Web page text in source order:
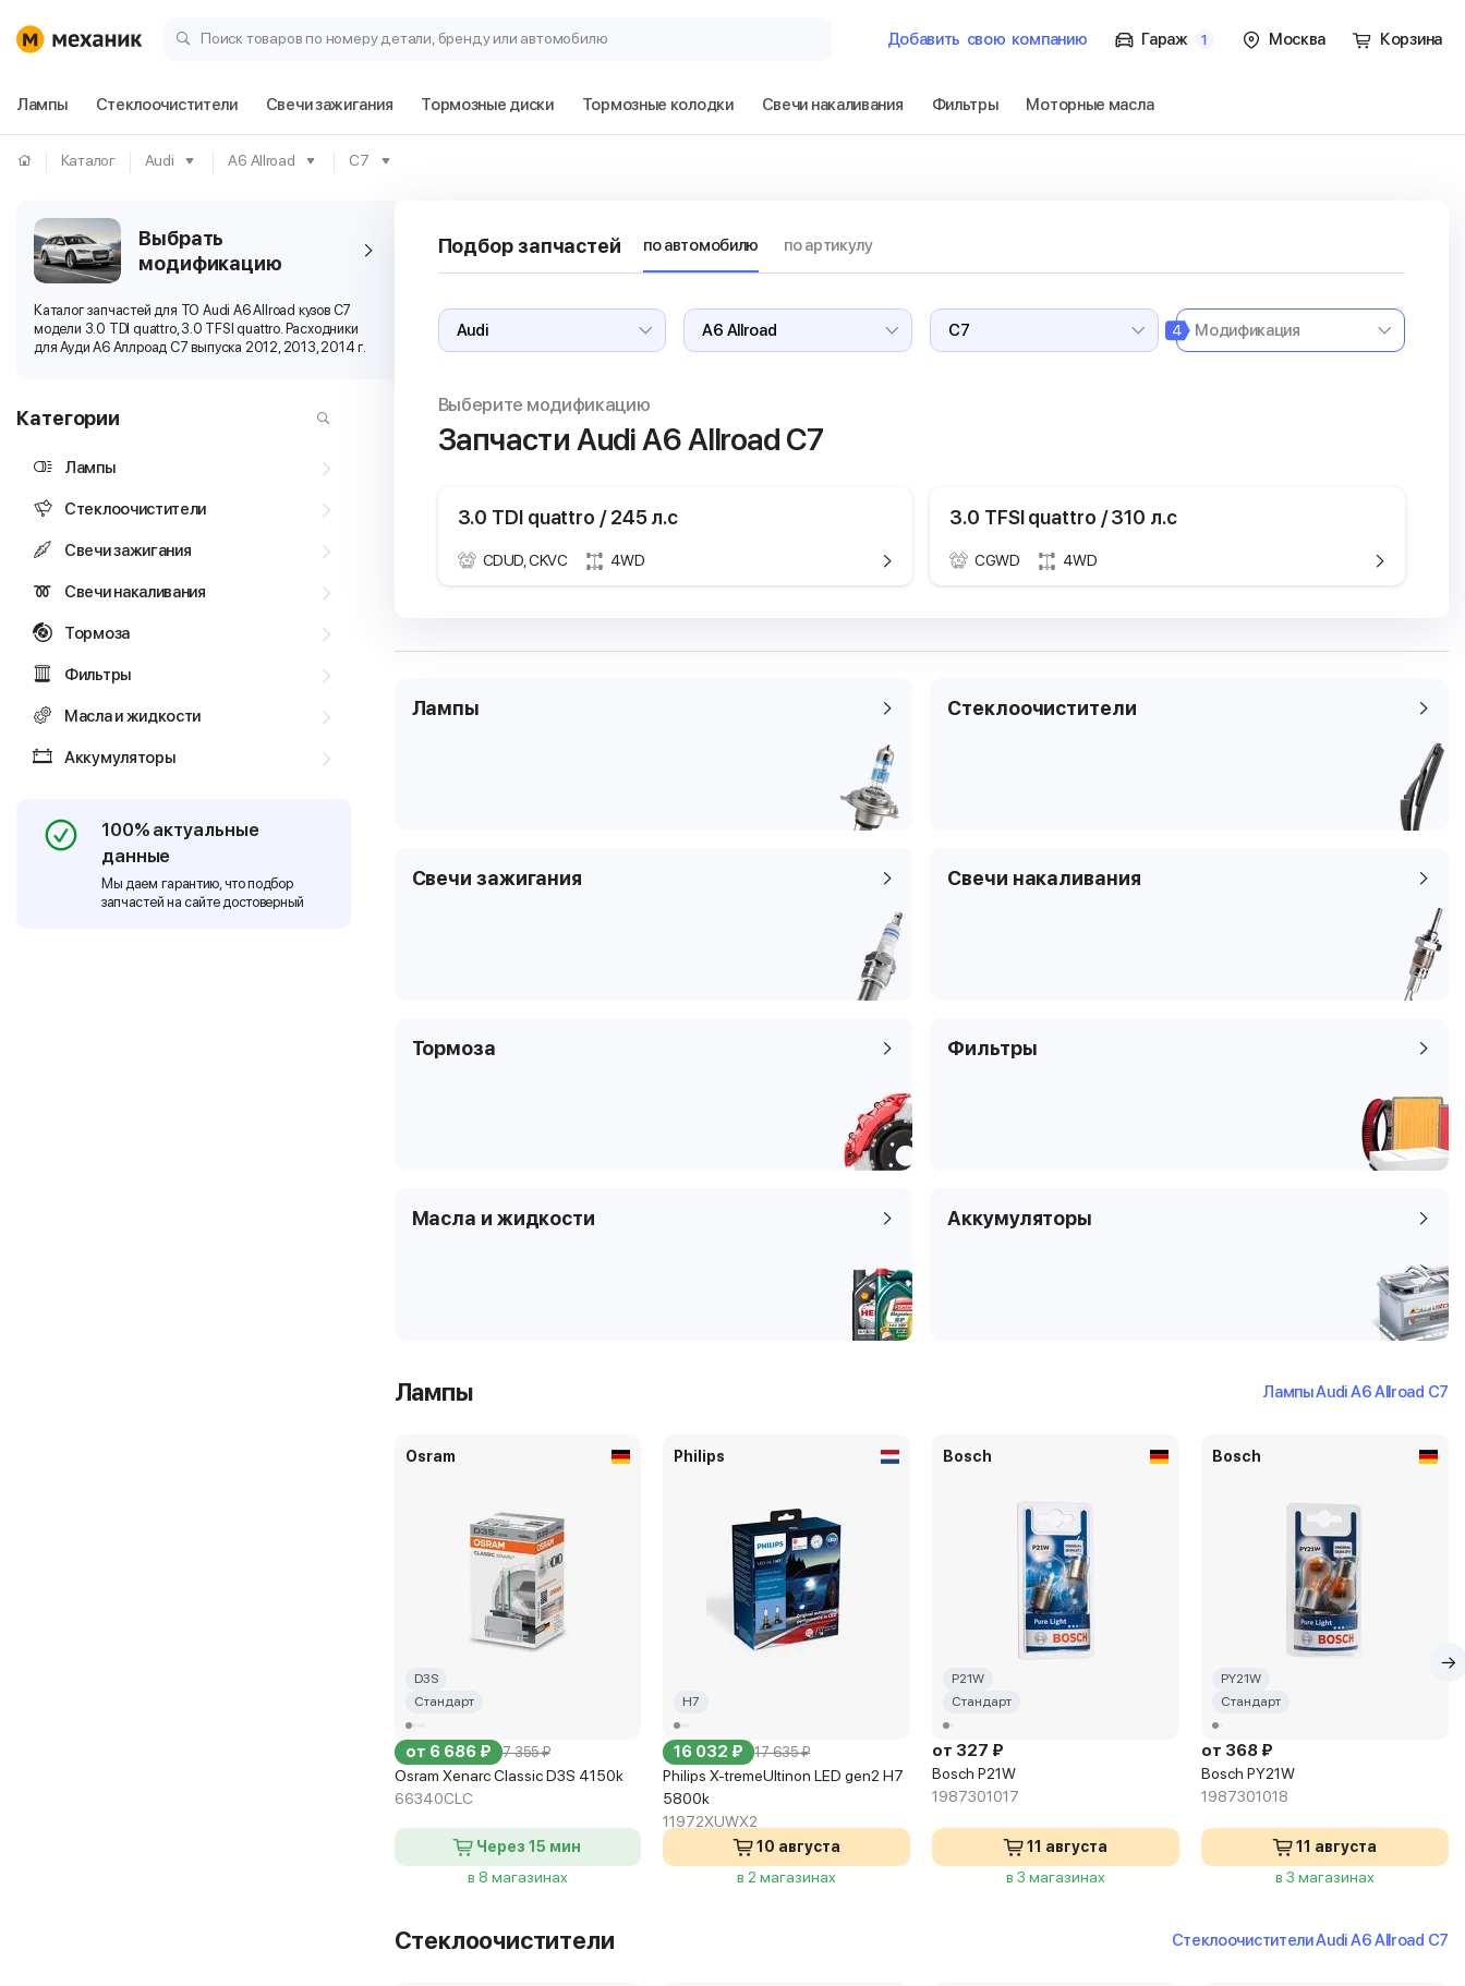
Поиск товаров по номеру детали, бренду или автомобилю Добавить свою компанию Гараж 1
Гараж
Москва Корзина
Лампы Стеклоочистители Свечи зажигания Тормозные диски Тормозные колодки Свечи накаливания Фильтры Моторные масла
Каталог Audi A6 Allroad C7
Выбрать
модификацию
Каталог запчастей для ТО Audi A6 Allroad кузов C7
модели 3.0 TDI quattro, 3.0 TFSI quattro. Расходники
для Ауди А6 Аллроад C7 выпуска 2012, 2013, 2014 г.
Категории
Лампы
Стеклоочистители
Свечи зажигания
Свечи накаливания
Тормоза
Фильтры
Масла и жидкости
Аккумуляторы
100% актуальные
данные
Мы даем гарантию, что подбор
запчастей на сайте достоверный
Подбор запчастей по автомобилю по артикулу
4
Выберите модификацию
Запчасти Audi A6 Allroad C7
3.0 TDI quattro / 245 л.с
CDUD, CKVC 4WD
Технические характеристики
Годы выпуска
2012.01 - 2016.06
Рабочий объем
двигателя
Тип платформы
Код кузова
3.0 TFSI quattro / 310 л.с
CGWD 4WD
Технические характеристики
2012.01 - 2014.12
Лампы Стеклоочистители
Свечи зажигания Свечи накаливания
Тормоза Фильтры
Масла и жидкости Аккумуляторы
Лампы Лампы Audi A6 Allroad C7
Osram
D3S
Стандарт
от 6 686 ₽ 7 355 ₽
Osram Xenarc Classic D3S 4150k
66340CLC
Через 15 мин
в 8 магазинах
Philips
H7
16 032 ₽ 17 635 ₽
Philips X-tremeUltinon LED gen2 H7
5800k
11972XUWX2
10 августа
в 2 магазинах
Bosch
P21W
Стандарт
от 327 ₽
Bosch P21W
1987301017
11 августа
в 3 магазинах
Bosch
PY21W
Стандарт
от 368 ₽
Bosch PY21W
1987301018
11 августа
в 3 магазинах
Стеклоочистители Стеклоочистители Audi A6 Allroad C7